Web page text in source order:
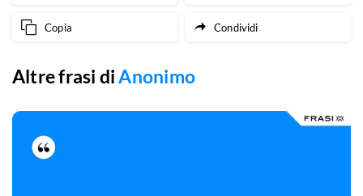
Copia Condividi
Altre frasi diAnonimo